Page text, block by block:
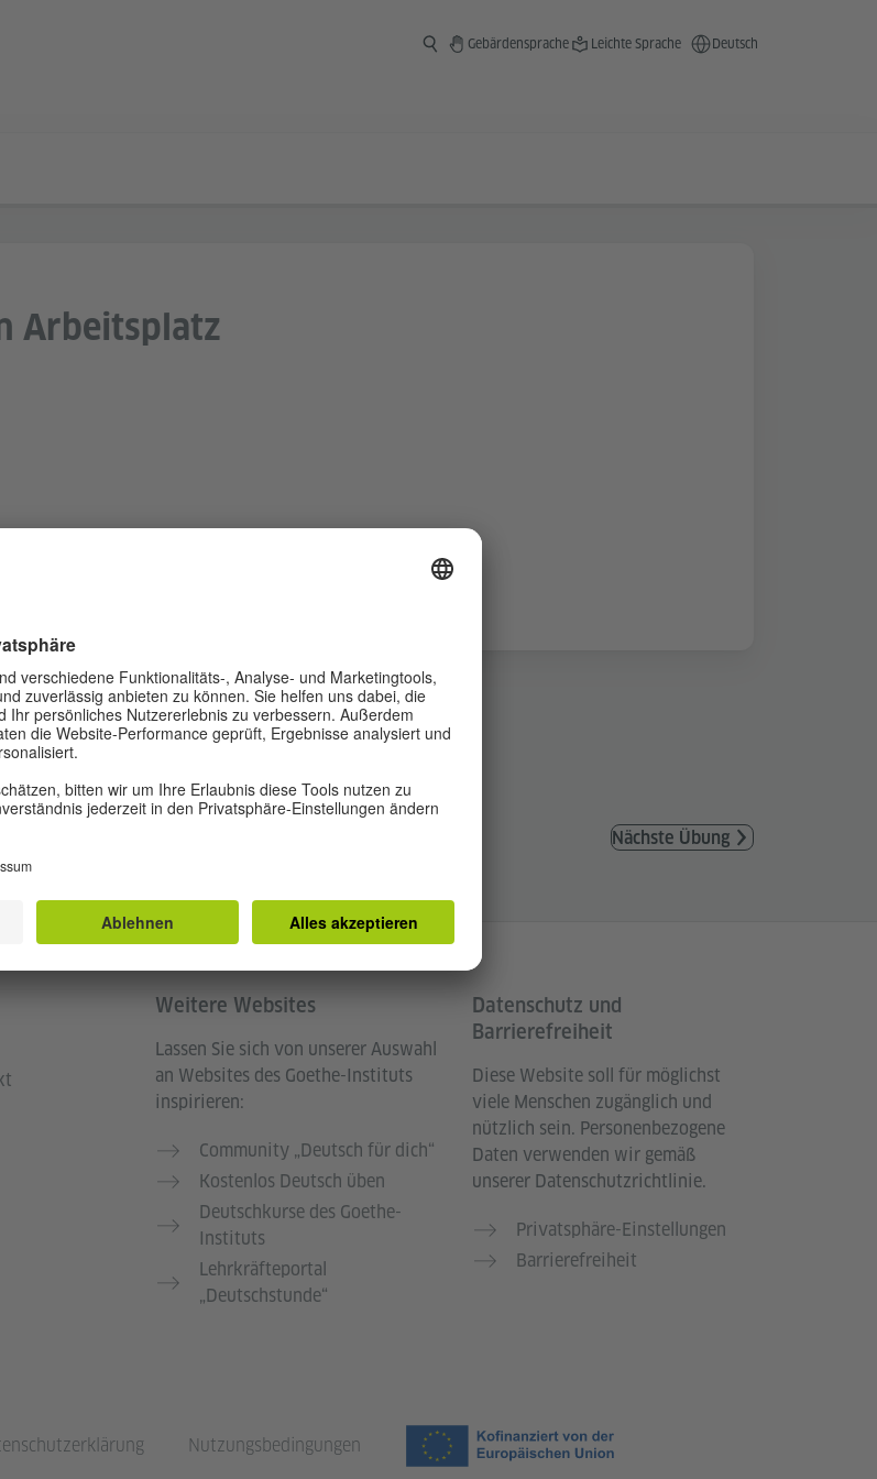
Gebärdensprache Leichte Sprache Deutsch
Arbeitsplatz
Nächste Übung
Weitere Websites
Lassen Sie sich von unserer Auswahl
an Websites des Goethe-Instituts
inspirieren:
Community „Deutsch für dich“
Kostenlos Deutsch üben
Deutschkurse des Goethe-
Instituts
Lehrkräfteportal
„Deutschstunde“
Datenschutz und
Barrierefreiheit
Diese Website soll für möglichst
viele Menschen zugänglich und
nützlich sein. Personenbezogene
Daten verwenden wir gemäß
unserer Datenschutzrichtlinie.
Privatsphäre-Einstellungen
Barrierefreiheit
Nutzungsbedingungen